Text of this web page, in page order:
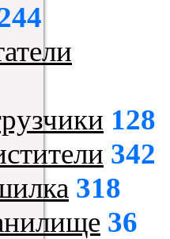
128
342
318
36